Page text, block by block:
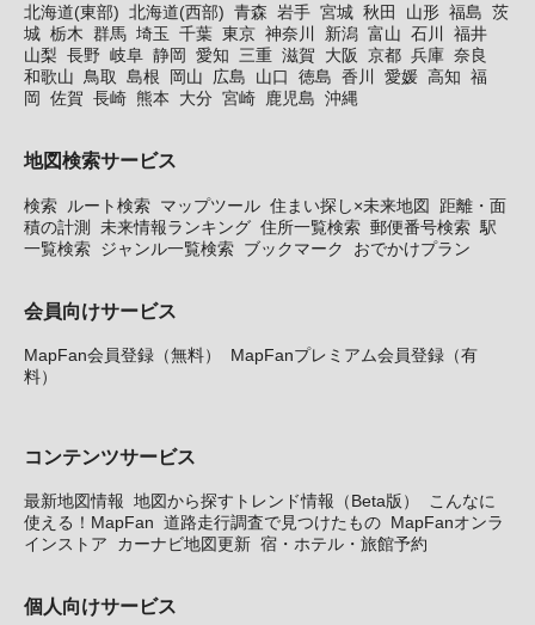
北海道(東部) 北海道(西部) 青森 岩手 宮城 秋田 山形 福島 茨
城 栃木 群馬 埼玉 千葉 東京 神奈川 新潟 富山 石川
福井
山梨 長野 岐阜 静岡 愛知 三重 滋賀 大阪 京都 兵庫 奈良
和歌山
鳥取 島根 岡山 広島 山口 徳島 香川 愛媛 高知 福
岡
佐賀 長崎 熊本 大分 宮崎 鹿児島 沖縄
地図検索サービス
検索 ルート検索 マップツール 住まい探し×未来地図
距離・面
積の計測
未来情報ランキング 住所一覧検索 郵便番号検索 駅
一覧検索 ジャンル一覧検索 ブックマーク おでかけプラン
会員向けサービス
MapFan会員登録（無料）
MapFanプレミアム会員登録（有
料）
コンテンツサービス
最新地図情報 地図から探すトレンド情報（Beta版）
こんなに
使える！MapFan 道路走行調査で見つけたもの MapFanオンラ
インストア
カーナビ地図更新 宿・ホテル・旅館予約
個人向けサービス